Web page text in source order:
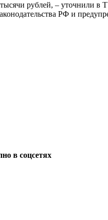
рублей, – уточнили в
РФ и
в соцсетях